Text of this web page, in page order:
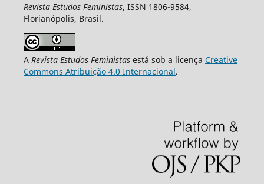
Revista Estudos Feministas, ISSN 1806-9584,
Florianópolis, Brasil.
A Revista Estudos Feministasestá sob a licença Creative
Commons Atribuição 4.0 Internacional.